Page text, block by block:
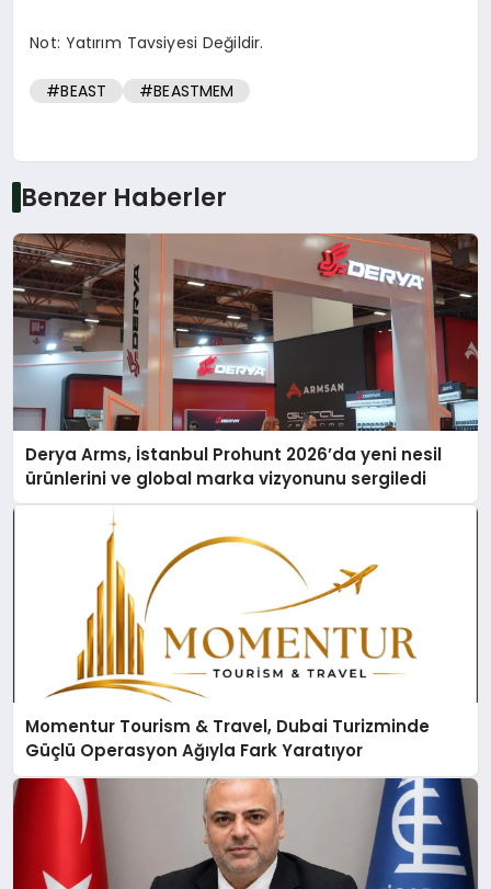
Not: Yatırım Tavsiyesi Değildir.
#BEAST #BEASTMEM
Benzer Haberler
Derya Arms, İstanbul Prohunt 2026’da yeni nesil
ürünlerini ve global marka vizyonunu sergiledi
Momentur Tourism & Travel, Dubai Turizminde
Güçlü Operasyon Ağıyla Fark Yaratıyor